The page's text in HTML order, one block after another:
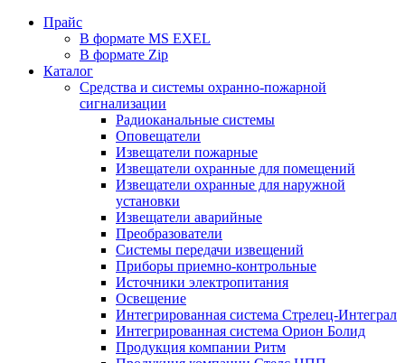
Прайс
В формате MS EXEL
В формате Zip
Каталог
Средства и системы охранно-пожарной
сигнализации
Радиоканальные системы
Оповещатели
Извещатели пожарные
Извещатели охранные для помещений
Извещатели охранные для наружной
установки
Извещатели аварийные
Преобразователи
Системы передачи извещений
Приборы приемно-контрольные
Источники электропитания
Освещение
Интегрированная система Стрелец-Интеграл
Интегрированная система Орион Болид
Продукция компании Ритм